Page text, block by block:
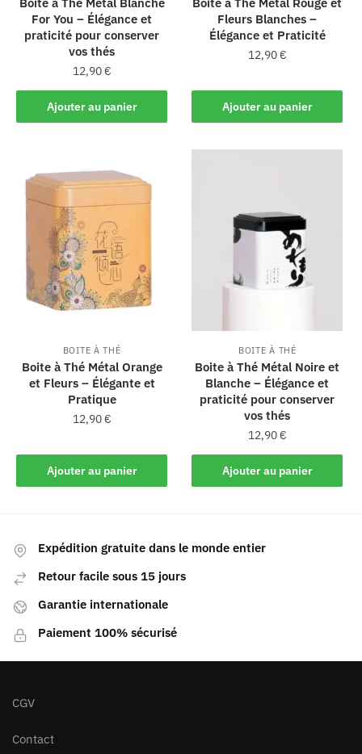
Boite à Thé Métal Blanche
For You – Élégance et
praticité pour conserver
vos thés
12,90€
Ajouter au panier
Boite à Thé Métal Rouge et
Fleurs Blanches –
Élégance et Praticité
12,90€
Ajouter au panier
BOITE À THÉ
Boite à Thé Métal Orange
et Fleurs – Élégante et
Pratique
12,90€
Ajouter au panier
BOITE À THÉ
Boite à Thé Métal Noire et
Blanche – Élégance et
praticité pour conserver
vos thés
12,90€
Ajouter au panier
Expédition gratuite dans le monde entier
Retour facile sous 15 jours
Garantie internationale
Paiement 100% sécurisé
CGV
Contact